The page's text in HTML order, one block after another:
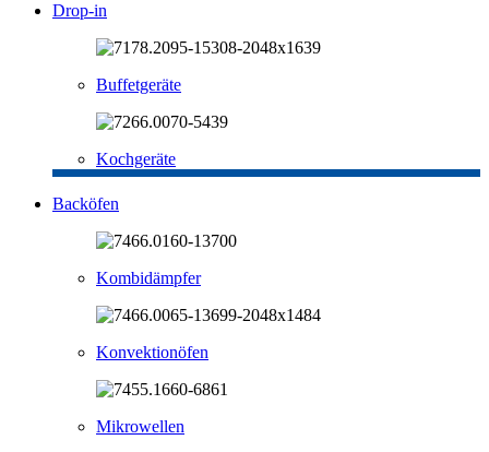
Drop-in
Buffetgeräte
Kochgeräte
Backöfen
Kombidämpfer
Konvektionöfen
Mikrowellen